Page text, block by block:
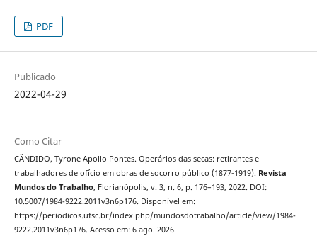
PDF
Publicado
2022-04-29
Como Citar
CÂNDIDO, Tyrone Apollo Pontes. Operários das secas: retirantes e
trabalhadores de ofício em obras de socorro público (1877-1919). Revista
Mundos do Trabalho, Florianópolis, v. 3, n. 6, p. 176–193, 2022. DOI:
10.5007/1984-9222.2011v3n6p176. Disponível em:
https://periodicos.ufsc.br/index.php/mundosdotrabalho/article/view/1984-
9222.2011v3n6p176. Acesso em: 6 ago. 2026.